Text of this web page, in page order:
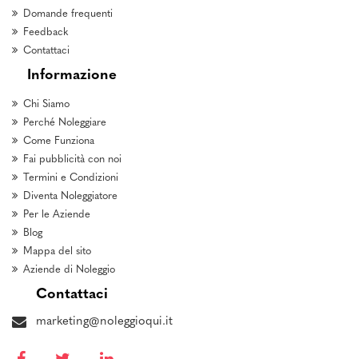
Domande frequenti
Feedback
Contattaci
Informazione
Chi Siamo
Perché Noleggiare
Come Funziona
Fai pubblicità con noi
Termini e Condizioni
Diventa Noleggiatore
Per le Aziende
Blog
Mappa del sito
Aziende di Noleggio
Contattaci
marketing@noleggioqui.it